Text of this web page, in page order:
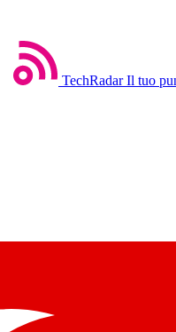
TechRadar Il tuo